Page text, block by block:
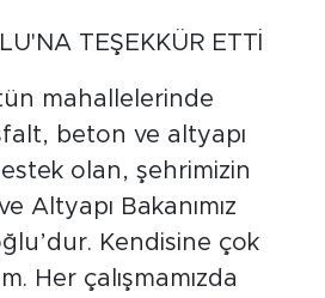
TEŞEKKÜR ETTİ
mahallelerinde
beton ve altyapı
olan, şehrimizin
Altyapı Bakanımız
Kendisine çok
Her çalışmamızda